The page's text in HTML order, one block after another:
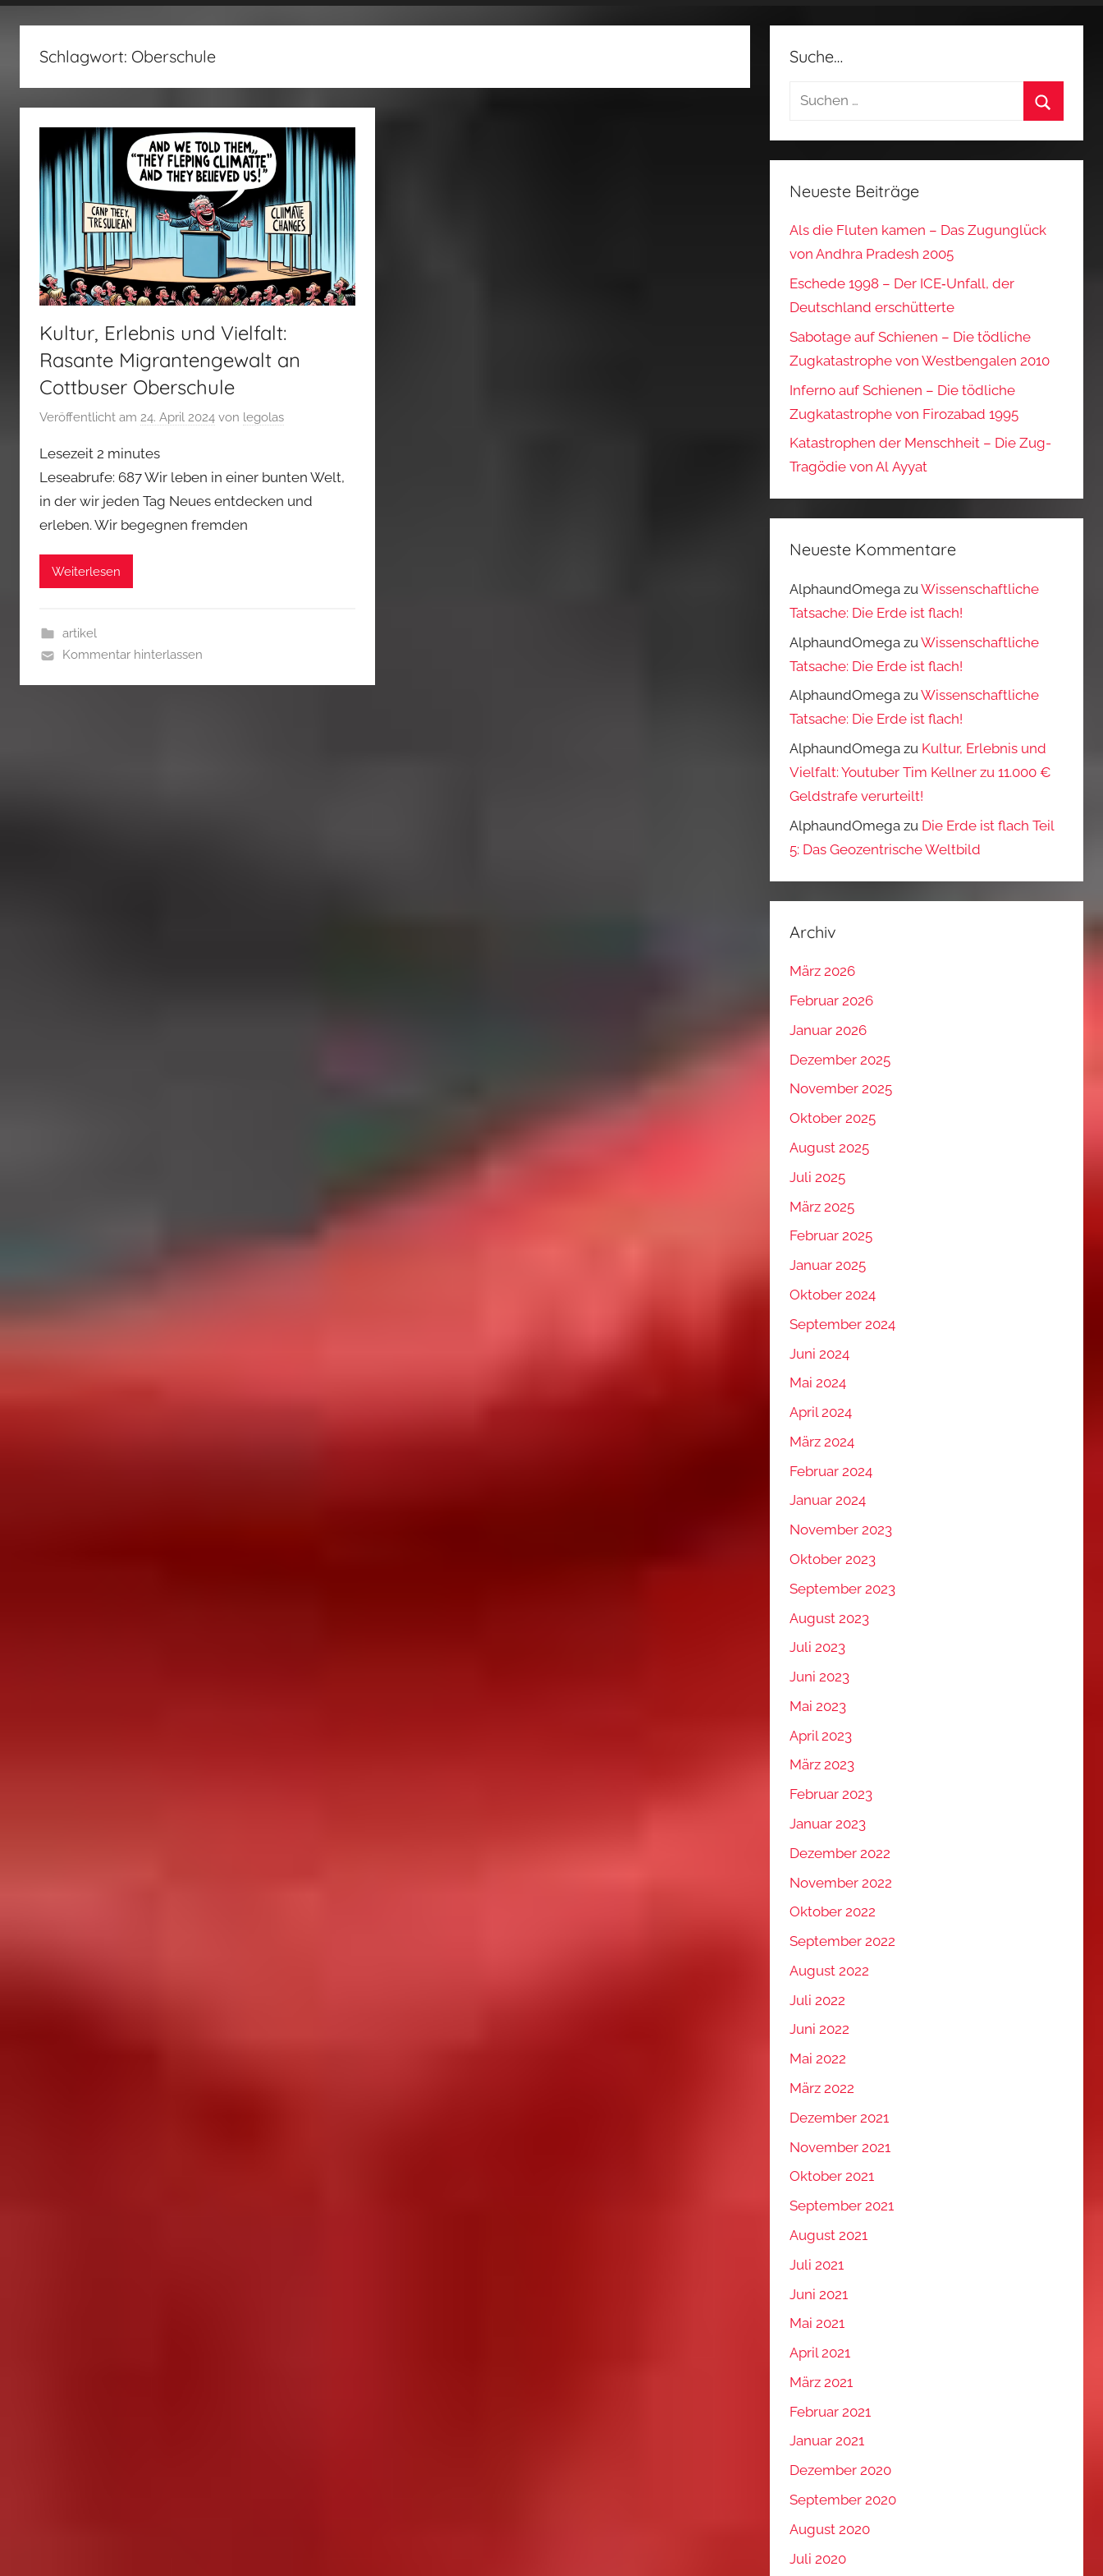
fertig…!
Schlagwort: Oberschule
Kultur, Erlebnis und Vielfalt:
Rasante Migrantengewalt an
Cottbuser Oberschule
Veröffentlicht am 24. April 2024 von legolas
Lesezeit 2 minutes
Leseabrufe: 687 Wir leben in einer bunten Welt,
in der wir jeden Tag Neues entdecken und
erleben. Wir begegnen fremden
Weiterlesen
artikel
Kommentar hinterlassen
Suche…
Suchen
Neueste Beiträge
Als die Fluten kamen – Das Zugunglück
von Andhra Pradesh 2005
Eschede 1998 – Der ICE‑Unfall, der
Deutschland erschütterte
Sabotage auf Schienen – Die tödliche
Zugkatastrophe von Westbengalen 2010
Inferno auf Schienen – Die tödliche
Zugkatastrophe von Firozabad 1995
Katastrophen der Menschheit – Die Zug-
Tragödie von Al Ayyat
Neueste Kommentare
AlphaundOmega zuWissenschaftliche
Tatsache: Die Erde ist flach!
AlphaundOmega zuWissenschaftliche
Tatsache: Die Erde ist flach!
AlphaundOmega zuWissenschaftliche
Tatsache: Die Erde ist flach!
AlphaundOmega zu Kultur, Erlebnis und
Vielfalt: Youtuber Tim Kellner zu 11.000 €
Geldstrafe verurteilt!
AlphaundOmega zu Die Erde ist flach Teil
5: Das Geozentrische Weltbild
Archiv
März 2026
Februar 2026
Januar 2026
Dezember 2025
November 2025
Oktober 2025
August 2025
Juli 2025
März 2025
Februar 2025
Januar 2025
Oktober 2024
September 2024
Juni 2024
Mai 2024
April 2024
März 2024
Februar 2024
Januar 2024
November 2023
Oktober 2023
September 2023
August 2023
Juli 2023
Juni 2023
Mai 2023
April 2023
März 2023
Februar 2023
Januar 2023
Dezember 2022
November 2022
Oktober 2022
September 2022
August 2022
Juli 2022
Juni 2022
Mai 2022
März 2022
Dezember 2021
November 2021
Oktober 2021
September 2021
August 2021
Juli 2021
Juni 2021
Mai 2021
April 2021
März 2021
Februar 2021
Januar 2021
Dezember 2020
September 2020
August 2020
Juli 2020